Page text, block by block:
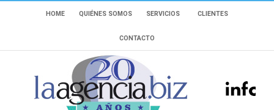
HOME QUIÉNES SOMOS SERVICIOS CLIENTES
CONTACTO